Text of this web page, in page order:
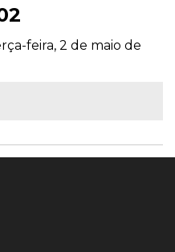
feira, 2 de maio de